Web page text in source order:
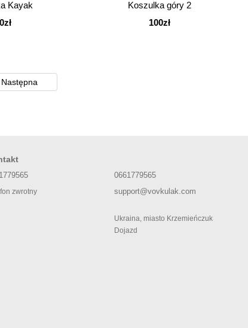
Kayak
Koszulka góry 2
100zł
Następna
zwrotny
0661779565
support@vovkulak.com
Ukraina, miasto Krzemieńczuk
Dojazd